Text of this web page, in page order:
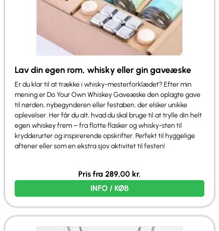
Lav din egen rom, whisky eller gin gaveæske
Er du klar til at trække i whisky-mesterforklædet? Efter min
mening er Do Your Own Whiskey Gaveæske den oplagte gave
til nørden, nybegynderen eller festaben, der elsker unikke
oplevelser. Her får du alt, hvad du skal bruge til at trylle din helt
egen whiskey frem – fra flotte flasker og whisky-sten til
krydderurter og inspirerende opskrifter. Perfekt til hyggelige
aftener eller som en ekstra sjov aktivitet til festen!
Pris fra 289,00 kr.
INFO / KØB